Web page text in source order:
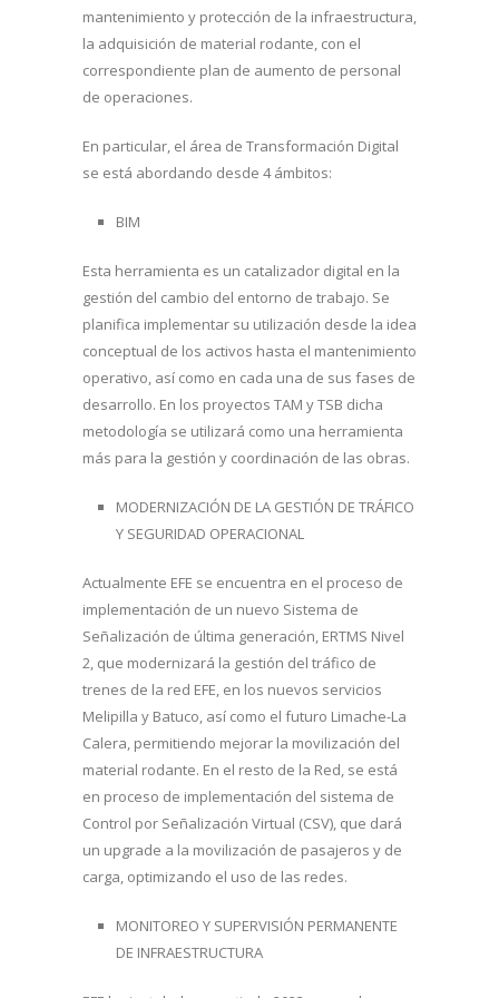
mantenimiento y protección de la infraestructura,
la adquisición de material rodante, con el
correspondiente plan de aumento de personal
de operaciones.
En particular, el área de Transformación Digital
se está abordando desde 4 ámbitos:
BIM
Esta herramienta es un catalizador digital en la
gestión del cambio del entorno de trabajo. Se
planifica implementar su utilización desde la idea
conceptual de los activos hasta el mantenimiento
operativo, así como en cada una de sus fases de
desarrollo. En los proyectos TAM y TSB dicha
metodología se utilizará como una herramienta
más para la gestión y coordinación de las obras.
MODERNIZACIÓN DE LA GESTIÓN DE TRÁFICO
Y SEGURIDAD OPERACIONAL
Actualmente EFE se encuentra en el proceso de
implementación de un nuevo Sistema de
Señalización de última generación, ERTMS Nivel
2, que modernizará la gestión del tráfico de
trenes de la red EFE, en los nuevos servicios
Melipilla y Batuco, así como el futuro Limache-La
Calera, permitiendo mejorar la movilización del
material rodante. En el resto de la Red, se está
en proceso de implementación del sistema de
Control por Señalización Virtual (CSV), que dará
un upgrade a la movilización de pasajeros y de
carga, optimizando el uso de las redes.
MONITOREO Y SUPERVISIÓN PERMANENTE
DE INFRAESTRUCTURA